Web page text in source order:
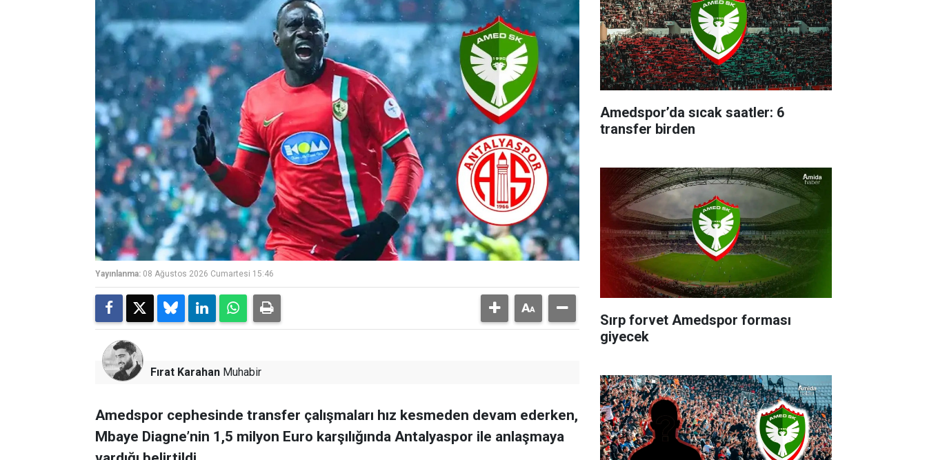
Yayınlanma: 08 Ağustos 2026 Cumartesi 15:46
Fırat Karahan Muhabir
Amedspor cephesinde transfer çalışmaları hız kesmeden devam ederken,
Mbaye Diagne’nin 1,5 milyon Euro karşılığında Antalyaspor ile anlaşmaya
Amedspor’da sıcak saatler: 6
transfer birden
Sırp forvet Amedspor forması
giyecek